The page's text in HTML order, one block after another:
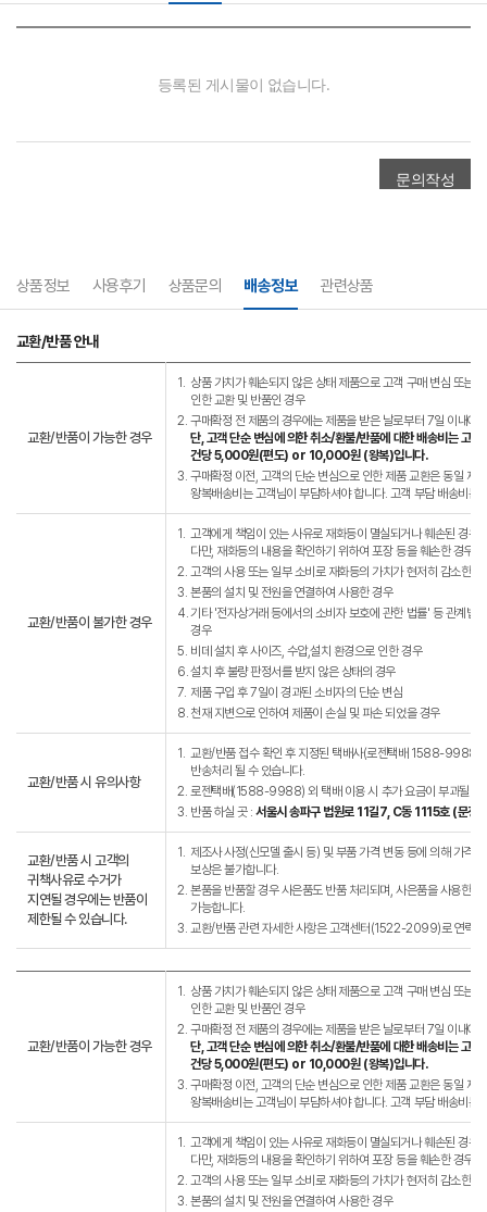
상품정보 사용후기 상품문의 배송정보 관련상품
교환/반품 안내
교환/반품이 가능한 경우
1.
상품 가치가 훼손되지 않은 상태 제품으로 고객 구매 변심 또는
인한 교환 및 반품인 경우
2. 구매확정 전 제품의 경우에는 제품을 받은 날로부터 7일 이내에
단, 고객 단순 변심에 의한 취소/환불/반품에 대한 배송비는 고
건당 5,000원(편도) or 10,000원 (왕복)입니다.
3. 구매확정 이전, 고객의 단순 변심으로 인한 제품 교환은 동일 제
왕복배송비는 고객님이 부담하셔야 합니다. 고객 부담 배송비
교환/반품이 불가한 경우
1.
고객에게 책임이 있는 사유로 재화등이 멸실되거나 훼손된 경우.
다만, 재화등의 내용을 확인하기 위하여 포장 등을 훼손한 경우
2. 고객의 사용 또는 일부 소비로 재화등의 가치가 현저히 감소한 경
3. 본품의 설치 및 전원을 연결하여 사용한 경우
4. 기타 '전자상거래 등에서의 소비자 보호에 관한 법률' 등 관계법
경우
5. 비데 설치 후 사이즈, 수압,설치 환경으로 인한 경우
6. 설치 후 불량 판정서를 받지 않은 상태의 경우
7. 제품 구입 후 7일이 경과된 소비자의 단순 변심
8. 천재 지변으로 인하여 제품이 손실 및 파손 되었을 경우
교환/반품 시 유의사항
1.
교환/반품 접수 확인 후 지정된 택배사(로젠택배 1588-9988)
반송처리 될 수 있습니다.
2. 로젠택배(1588-9988) 외 택배 이용 시 추가 요금이 부과될 수
3. 반품 하실 곳 :서울시 송파구 법원로 11길7, C동 1115호 (문정
교환/반품 시 고객의
귀책사유로 수거가
지연될 경우에는 반품이
제한될 수 있습니다.
1.
제조사 사정(신모델 출시 등) 및 부품 가격 변동 등에 의해 가격
보상은 불가합니다.
2. 본품을 반품할 경우 사은품도 반품 처리되며, 사은품을 사용한
가능합니다.
3. 교환/반품 관련 자세한 사항은 고객센터(1522-2099)로 연락바
교환/반품이 가능한 경우
1.
상품 가치가 훼손되지 않은 상태 제품으로 고객 구매 변심 또는
인한 교환 및 반품인 경우
2. 구매확정 전 제품의 경우에는 제품을 받은 날로부터 7일 이내에
단, 고객 단순 변심에 의한 취소/환불/반품에 대한 배송비는 고
건당 5,000원(편도) or 10,000원 (왕복)입니다.
3. 구매확정 이전, 고객의 단순 변심으로 인한 제품 교환은 동일 제
왕복배송비는 고객님이 부담하셔야 합니다. 고객 부담 배송비
1.
고객에게 책임이 있는 사유로 재화등이 멸실되거나 훼손된 경우.
다만, 재화등의 내용을 확인하기 위하여 포장 등을 훼손한 경우
2. 고객의 사용 또는 일부 소비로 재화등의 가치가 현저히 감소한 경
3. 본품의 설치 및 전원을 연결하여 사용한 경우